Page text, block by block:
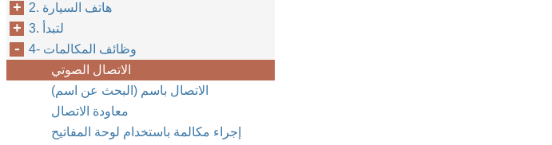
2. هاتف السيارة
3. لتبدأ
4- وظائف المكالمات
الاتصال الصوتي
الاتصال باسم (البحث عن اسم)
معاودة الاتصال
إجراء مكالمة باستخدام لوحة المفاتيح